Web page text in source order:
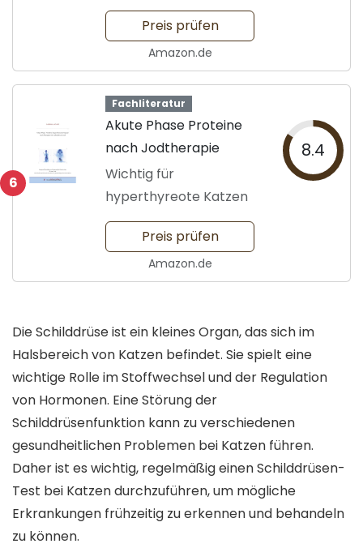
Preis prüfen
Amazon.de
6
Fachliteratur
Akute Phase Proteine
nach Jodtherapie
Wichtig für
hyperthyreote Katzen
8.4
Preis prüfen
Amazon.de
Die Schilddrüse ist ein kleines Organ, das sich im
Halsbereich von Katzen befindet. Sie spielt eine
wichtige Rolle im Stoffwechsel und der Regulation
von Hormonen. Eine Störung der
Schilddrüsenfunktion kann zu verschiedenen
gesundheitlichen Problemen bei Katzen führen.
Daher ist es wichtig, regelmäßig einen Schilddrüsen-
Test bei Katzen durchzuführen, um mögliche
Erkrankungen frühzeitig zu erkennen und behandeln
zu können.